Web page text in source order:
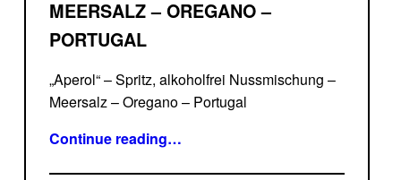
MEERSALZ – OREGANO –
PORTUGAL
„Aperol“ – Spritz, alkoholfrei Nussmischung –
Meersalz – Oregano – Portugal
Continue reading“„Aperol“ – Spritz, alkoholfrei Nussmischung – Meersalz – Oregano – Portugal”
…